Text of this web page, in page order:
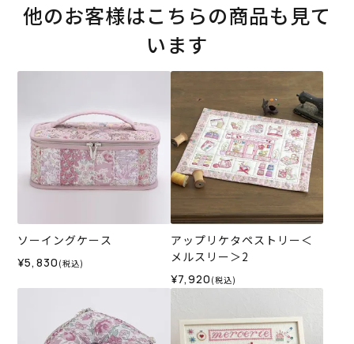
他のお客様はこちらの商品も見て
います
ソーイングケース
¥5,830 (税込)
アップリケタペストリー＜
メルスリー＞2
¥7,920 (税込)